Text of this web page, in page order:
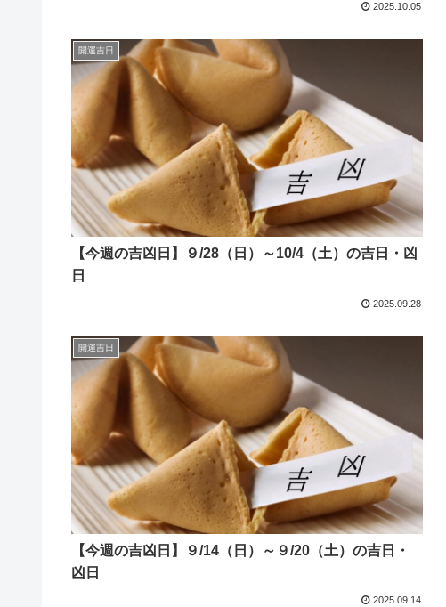
2025.10.05
開運吉日
【今週の吉凶日】９/28（日）～10/4（土）の吉日・凶
日
2025.09.28
開運吉日
【今週の吉凶日】９/14（日）～９/20（土）の吉日・
凶日
2025.09.14